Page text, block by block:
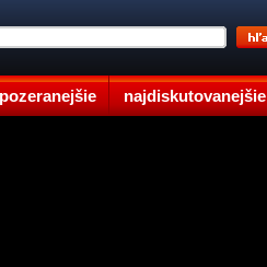
najdiskutovanejšie